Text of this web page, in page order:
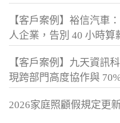
【客戶案例】裕信汽車
人企業，告別 40 小時算
【客戶案例】九天資訊
現跨部門高度協作與
2026家庭照顧假規定更